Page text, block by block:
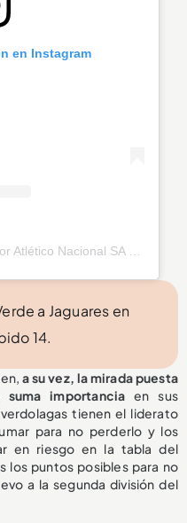
en Instagram
a Jaguares en
14.
a su vez, la mirada puesta
importancia en sus
tienen el liderato
para no perderlo y los
en riesgo en la tabla del
los puntos posibles para no
a la segunda división del